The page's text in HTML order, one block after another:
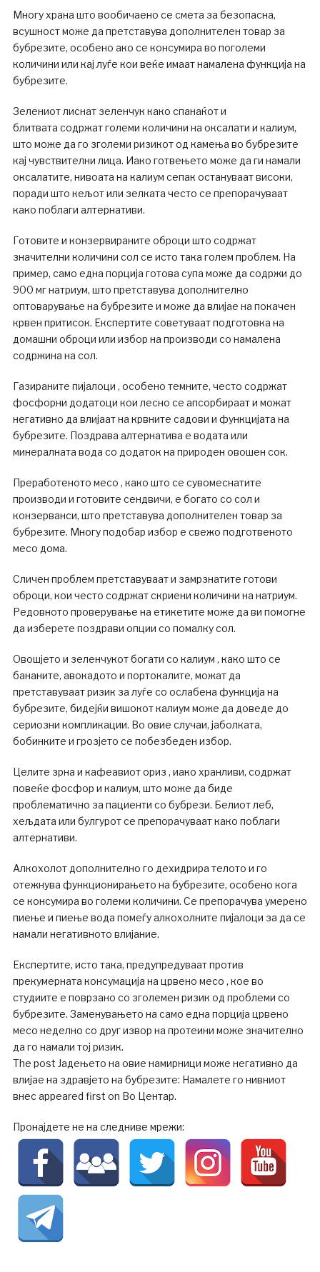
Многу храна што вообичаено се смета за безопасна,
всушност може да претставува дополнителен товар за
бубрезите, особено ако се консумира во поголеми
количини или кај луѓе кои веќе имаат намалена функција на
бубрезите.
Зелениот лиснат зеленчук како спанаќот и
блитвата содржат големи количини на оксалати и калиум,
што може да го зголеми ризикот од камења во бубрезите
кај чувствителни лица. Иако готвењето може да ги намали
оксалатите, нивоата на калиум сепак остануваат високи,
поради што кељот или зелката често се препорачуваат
како поблаги алтернативи.
Готовите и конзервираните оброци што содржат
значителни количини сол се исто така голем проблем. На
пример, само една порција готова супа може да содржи до
900 мг натриум, што претставува дополнително
оптоварување на бубрезите и може да влијае на покачен
крвен притисок. Експертите советуваат подготовка на
домашни оброци или избор на производи со намалена
содржина на сол.
Газираните пијалоци , особено темните, често содржат
фосфорни додатоци кои лесно се апсорбираат и можат
негативно да влијаат на крвните садови и функцијата на
бубрезите. Поздрава алтернатива е водата или
минералната вода со додаток на природен овошен сок.
Преработеното месо , како што се сувомеснатите
производи и готовите сендвичи, е богато со сол и
конзерванси, што претставува дополнителен товар за
бубрезите. Многу подобар избор е свежо подготвеното
месо дома.
Сличен проблем претставуваат и замрзнатите готови
оброци, кои често содржат скриени количини на натриум.
Редовното проверување на етикетите може да ви помогне
да изберете поздрави опции со помалку сол.
Овошјето и зеленчукот богати со калиум , како што се
бананите, авокадото и портокалите, можат да
претставуваат ризик за луѓе со ослабена функција на
бубрезите, бидејќи вишокот калиум може да доведе до
сериозни компликации. Во овие случаи, јаболката,
бобинките и грозјето се побезбеден избор.
Целите зрна и кафеавиот ориз , иако хранливи, содржат
повеќе фосфор и калиум, што може да биде
проблематично за пациенти со бубрези. Белиот леб,
хељдата или булгурот се препорачуваат како поблаги
алтернативи.
Алкохолот дополнително го дехидрира телото и го
отежнува функционирањето на бубрезите, особено кога
се консумира во големи количини. Се препорачува умерено
пиење и пиење вода помеѓу алкохолните пијалоци за да се
намали негативното влијание.
Експертите, исто така, предупредуваат против
прекумерната консумација на црвено месо , кое во
студиите е поврзано со зголемен ризик од проблеми со
бубрезите. Заменувањето на само една порција црвено
месо неделно со друг извор на протеини може значително
да го намали тој ризик.
The post Јадењето на овие намирници може негативно да
влијае на здравјето на бубрезите: Намалете го нивниот
внес appeared first on Во Центар.
Пронајдете не на следниве мрежи: